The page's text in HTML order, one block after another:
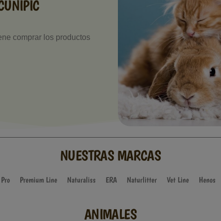
comprar los productos
NUESTRAS MARCAS
Premium Line Naturaliss ERA Naturlitter Vet Line Henos
ANIMALES